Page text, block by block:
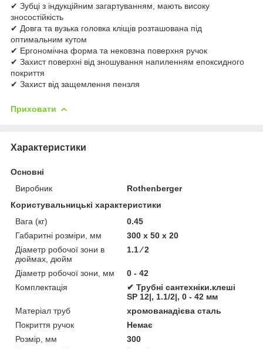
✔ Зубці з індукційним загартуванням, мають високу
зносостійкість
✔ Довга та вузька головка кліщів розташована під
оптимальним кутом
✔ Ергономічна форма та нековзна поверхня ручок
✔ Захист поверхні від зношування напиленням епоксидного
покриття
✔ Захист від защемлення пензля
Приховати
Характеристики
Основні
Виробник
Rothenberger
Користувальницькі характеристики
Вага (кг)
0.45
Габаритні розміри, мм
300 х 50 х 20
Діаметр робочої зони в
дюймах, дюйм
1.1 ⁄ 2
Діаметр робочої зони, мм
0 - 42
Комплектація
✔ Трубні сантехніки.клеші
SP 12|, 1.1/2|, 0 - 42 мм
Матеріал труб
хромованадієва сталь
Покриття ручок
Немає
Розмір, мм
300